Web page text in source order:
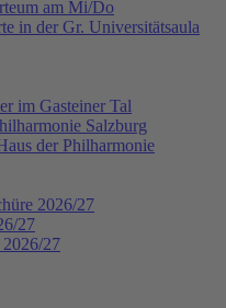
am Mi/Do
in der Gr. Universitätsaula
im Gasteiner Tal
Salzburg
der Philharmonie
2026/27
27
2026/27